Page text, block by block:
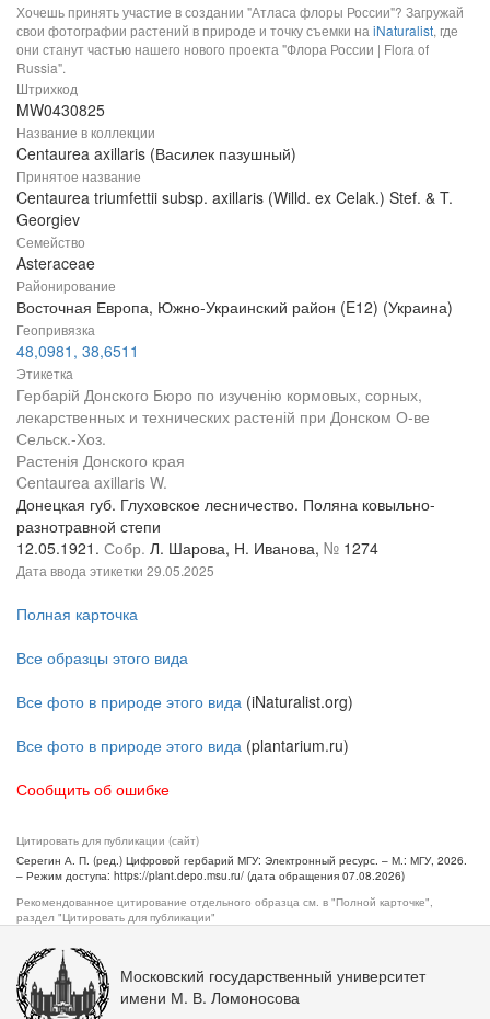
Хочешь принять участие в создании "Атласа флоры России"? Загружай
свои фотографии растений в природе и точку съемки на iNaturalist, где
они станут частью нашего нового проекта "Флора России | Flora of
Russia".
Штрихкод
MW0430825
Название в коллекции
Centaurea axillaris (Василек пазушный)
Принятое название
Centaurea triumfettii subsp. axillaris (Willd. ex Celak.) Stef. & T.
Georgiev
Семейство
Asteraceae
Районирование
Восточная Европа, Южно-Украинский район (E12) (Украина)
Геопривязка
48,0981, 38,6511
Этикетка
Гербарій Донского Бюро по изученію кормовых, сорных,
лекарственных и технических растеній при Донском О-ве
Сельск.-Хоз.
Растенія Донского края
Centaurea axillaris W.
Донецкая губ. Глуховское лесничество. Поляна ковыльно-
разнотравной степи
12.05.1921. Собр. Л. Шарова, Н. Иванова, № 1274
Дата ввода этикетки 29.05.2025
Полная карточка
Все образцы этого вида
Все фото в природе этого вида (iNaturalist.org)
Все фото в природе этого вида (plantarium.ru)
Сообщить об ошибке
Цитировать для публикации (сайт)
Серегин А. П. (ред.) Цифровой гербарий МГУ: Электронный ресурс. – М.: МГУ, 2026.
– Режим доступа: https://plant.depo.msu.ru/ (дата обращения 07.08.2026)
Рекомендованное цитирование отдельного образца см. в "Полной карточке",
раздел "Цитировать для публикации"
Московский государственный университет
имени М. В. Ломоносова